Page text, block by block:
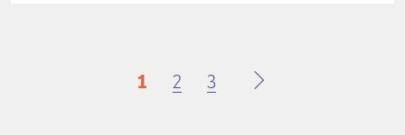
Aktuelle
1 Page
2 Page
3
Nächste